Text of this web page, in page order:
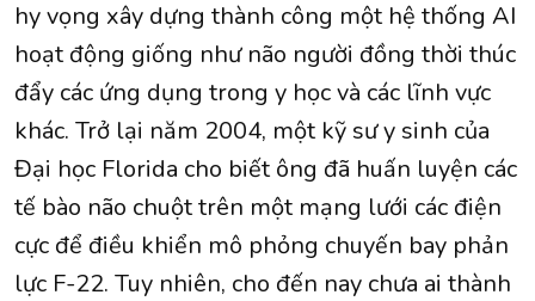
hy vọng xây dựng thành công một hệ thống AI
hoạt động giống như não người đồng thời thúc
đẩy các ứng dụng trong y học và các lĩnh vực
khác. Trở lại năm 2004, một kỹ sư y sinh của
Đại học Florida cho biết ông đã huấn luyện các
tế bào não chuột trên một mạng lưới các điện
cực để điều khiển mô phỏng chuyến bay phản
lực F-22. Tuy nhiên, cho đến nay chưa ai thành